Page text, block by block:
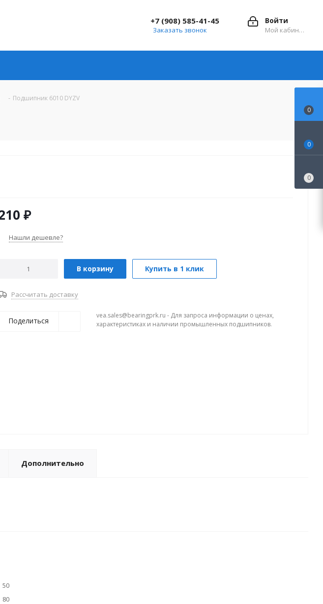
Войти
Мой кабинет
+7 (908) 585-41-45
Заказать звонок
- Подшипник 6010 DYZV
₽
Нашли дешевле?
В корзину Купить в 1 клик
Рассчитать доставку
Поделиться
vea.sales@bearingprk.ru - Для запроса информации о ценах,
характеристиках и наличии промышленных подшипников.
Дополнительно
50
80
0
0
0